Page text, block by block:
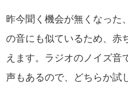
昨今聞く機会が無くなった
の音にも似ているため、赤
えます。ラジオのノイズ音
声もあるので、どちらか試